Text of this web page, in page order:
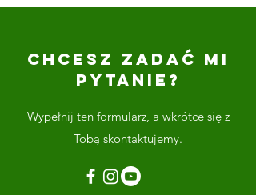
CHCESZ ZADAĆ MI
PYTANIE?
Wypełnij ten formularz, a wkrótce się z
Tobą skontaktujemy.